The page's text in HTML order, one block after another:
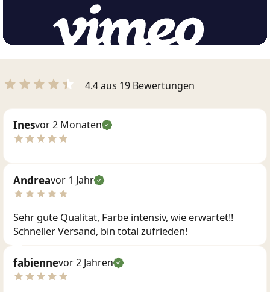
4.4 aus 19 Bewertungen
Inesvor 2 Monaten
Andreavor 1 Jahr
Sehr gute Qualität, Farbe intensiv, wie erwartet!!
Schneller Versand, bin total zufrieden!
fabiennevor 2 Jahren